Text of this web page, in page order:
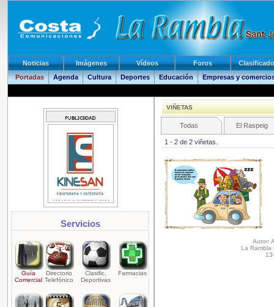
Noticias Imágenes Vídeos Foros
Portadas
Agenda Cultura Deportes Educación Empresas y
Servicios
Guía
Comercial
Directorio
Telefónico
Clasific.
Deportivas
Farmacias
VIÑETAS
Todas El Raspeig
1 - 2 de 2 viñetas.
Autor:
La Rambla